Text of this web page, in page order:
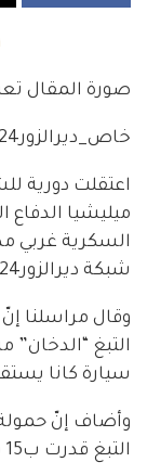
صورة المقال
خاص_ديرالزور24
اعتقلت دورية
ميليشيا الدفاع
السكرية غربي
شبكة ديرالزور24.
وقال مراسلنا
التبغ
سيارة كانا
وأضاف إنّ حمولة
التبغ قدرت ب15 مليون ليرة سورية.